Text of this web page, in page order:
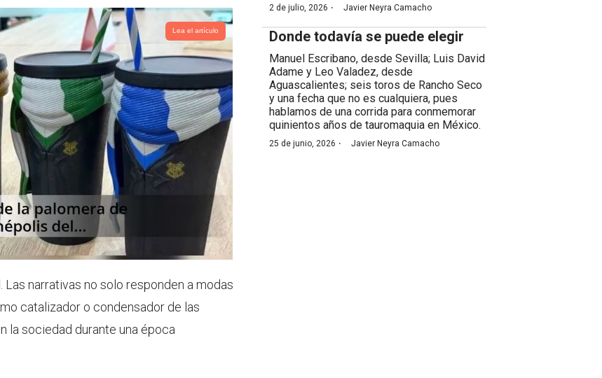
Lea el artículo
narrativas no solo responden a modas
catalizador o condensador de las
la sociedad durante una época
2 de julio, 2026 · Javier Neyra Camacho
Donde todavía se puede elegir
Manuel Escribano, desde Sevilla; Luis David
Adame y Leo Valadez, desde
Aguascalientes; seis toros de Rancho Seco
y una fecha que no es cualquiera, pues
hablamos de una corrida para conmemorar
quinientos años de tauromaquia en México.
25 de junio, 2026 · Javier Neyra Camacho